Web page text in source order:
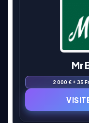
Mr
2 000 € + 35